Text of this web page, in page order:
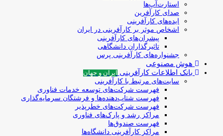
استارت‌آپ‌ها
صدای کارآفرین
ایده‌های کارآفرینی
اشخاص موثر بر کارآفرینی در ایران
پیشران‌های کارآفرینی
تاثیرگذاران دانشگاهی
جشنواره‌های کارآفرینی‌ پرس
هوش مصنوعی
بانک اطلاعات کارآفرینی
ایران و جهان
سایت‌های مرتبط با کارآفرینی
فهرست شرکت‌های‌‌ توسعه‌ خدمات فناوری
فهرست شتاب‌دهنده‌ها‌ و فرشتگان‌ سرمایه‌گذاری
فهرست شرکت‌های خطرپذیر
مراکز رشد و پارک‌های فناوری
فهرست صندوق‌ها
مراکز کارآفرینی دانشگاه‌ها